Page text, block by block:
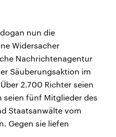
nun die
Widersacher
Nachrichtenagentur
Säuberungsaktion im
2.700 Richter seien
seien fünf Mitglieder des
Staatsanwälte vom
Gegen sie liefen